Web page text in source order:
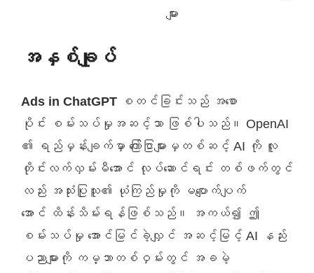
များ
အနှစ်ချုပ်
Ads in ChatGPTစတင်ခြင်းသည် အစော
ပိုင်း စမ်းသပ်မှုအဆင့်သာ ဖြစ်ပါသည်။ OpenAI
၏ ရည်မှန်းချက်မှာ ကြော်ငြာများမှတစ်ဆင့် AI ကို လူ
တိုင်းလက်လှမ်းမီအောင် လုပ်ဆောင်ရင်း တစ်ဖက်တွင်
လည်း အသုံးပြုသူ၏ ယုံကြည်မှုကို မပျောက်ပျက်
အောင် ထိန်းသိမ်းရန်ဖြစ်သည်။ အကယ်၍ ဤ
စမ်းသပ်မှု အောင်မြင်ခဲ့လျှင် အဆင့်မြင့် AI နည်း
ပညာများကို ကမ္ဘာတစ်ဝှမ်းတွင် အခမဲ့